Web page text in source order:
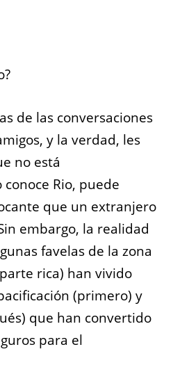
de las conversaciones
y la verdad, les
no está
Rio, puede
que un extranjero
embargo, la realidad
favelas de la zona
rica) han vivido
(primero) y
que han convertido
para el